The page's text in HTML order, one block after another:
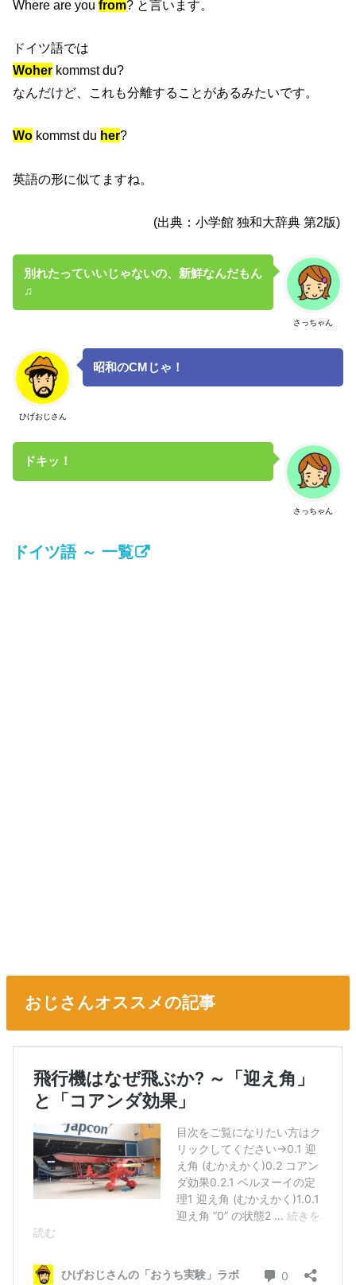
Where are youfrom? と言います。
ドイツ語では
Woher kommst du?
なんだけど、これも分離することがあるみたいです。
Wo kommst du her?
英語の形に似てますね。
(出典：小学館 独和大辞典 第2版)
さっちゃん
別れたっていいじゃないの、新鮮なんだもん
♫
ひげおじさん
昭和のCMじゃ！
さっちゃん
ドキッ！
ドイツ語 ～ 一覧
おじさんオススメの記事